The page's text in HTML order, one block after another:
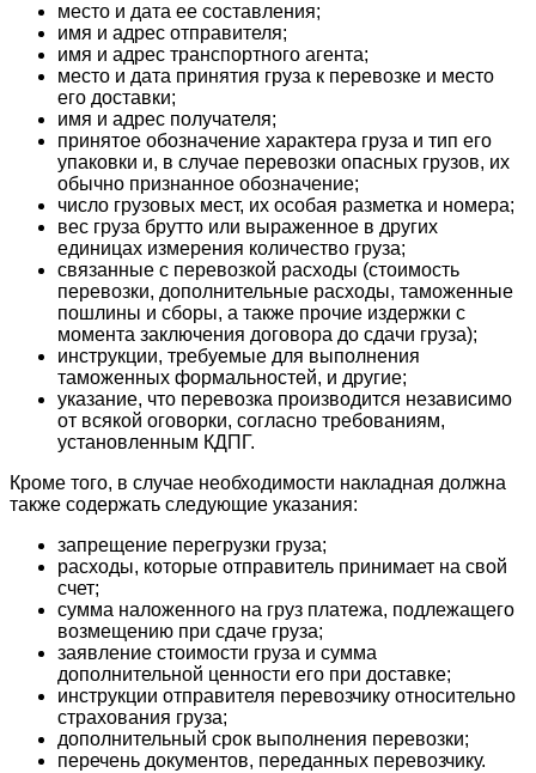
место и дата ее составления;
имя и адрес отправителя;
имя и адрес транспортного агента;
место и дата принятия груза к перевозке и место
его доставки;
имя и адрес получателя;
принятое обозначение характера груза и тип его
упаковки и, в случае перевозки опасных грузов, их
обычно признанное обозначение;
число грузовых мест, их особая разметка и номера;
вес груза брутто или выраженное в других
единицах измерения количество груза;
связанные с перевозкой расходы (стоимость
перевозки, дополнительные расходы, таможенные
пошлины и сборы, а также прочие издержки с
момента заключения договора до сдачи груза);
инструкции, требуемые для выполнения
таможенных формальностей, и другие;
указание, что перевозка производится независимо
от всякой оговорки, согласно требованиям,
установленным КДПГ.
Кроме того, в случае необходимости накладная должна
также содержать следующие указания:
запрещение перегрузки груза;
расходы, которые отправитель принимает на свой
счет;
сумма наложенного на груз платежа, подлежащего
возмещению при сдаче груза;
заявление стоимости груза и сумма
дополнительной ценности его при доставке;
инструкции отправителя перевозчику относительно
страхования груза;
дополнительный срок выполнения перевозки;
перечень документов, переданных перевозчику.